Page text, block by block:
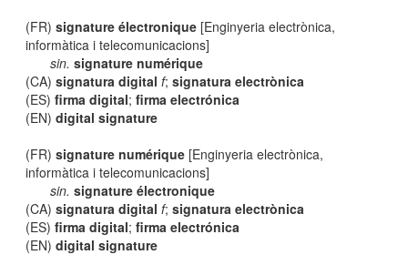
(FR)signature électronique [Enginyeria electrònica,
informàtica i telecomunicacions]
sin. signature numérique
(CA)signatura digital f;signatura electrònica
(ES)firma digital;firma electrónica
(EN)digital signature
(FR)signature numérique [Enginyeria electrònica,
informàtica i telecomunicacions]
sin. signature électronique
(CA)signatura digital f;signatura electrònica
(ES)firma digital;firma electrónica
(EN)digital signature